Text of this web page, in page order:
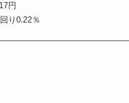
円
り0.22％